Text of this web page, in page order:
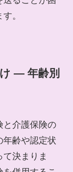
。
— 年齢別
と介護保険の
年齢や認定状
決まりま